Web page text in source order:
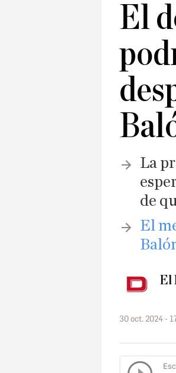
El
La
de
El
El
30 oct. 2024 -